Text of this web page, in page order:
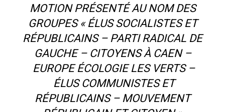
MOTION PRÉSENTÉ AU NOM DES
GROUPES « ÉLUS SOCIALISTES ET
RÉPUBLICAINS – PARTI RADICAL DE
GAUCHE – CITOYENS À CAEN –
EUROPE ÉCOLOGIE LES VERTS –
ÉLUS COMMUNISTES ET
RÉPUBLICAINS – MOUVEMENT